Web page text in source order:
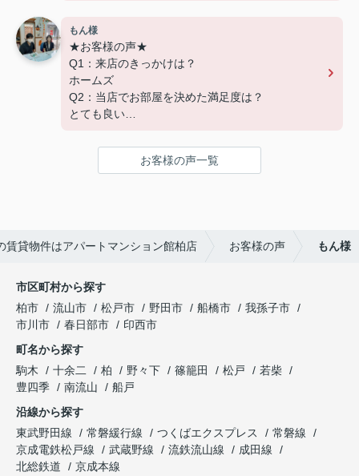
引越し業者のご紹介やインターネット回線のご相
談、その他入居中のお困りごとなどございました
ら、どうぞお気軽にご相談ください。
アパートマンション館は365日毎日キャンペーン
開催中！ お問い合わせは 04(7167)1222までどう
ぞ♪
---------------------------
この度は弊社でのご契約ありがとうございまし
た！
アパートマンション館では、お部屋のご紹介だけ
でなく、入居後のアフターフォローもさせて頂いて
引越し業者のご紹介やインターネット回線のご相
談、その他入居中のお困りごとなどございました
もん様
★お客様の声★
Q1：来店のきっかけは？
ホームズ
Q2：当店でお部屋を決めた満足度は？
とても良い
アパートマンション館では、お部屋のご紹介だけ
でなく、入居後のアフターフォローもさせて頂いて
引越し業者のご紹介やインターネット回線のご相
ら、どうぞお気軽にご相談ください。
アパートマンション館は365日毎日キャンペーン
開催中！ お問い合わせは 04(7167)1222までどう
ぞ♪
お客様の声一覧
賃貸物件はアパートマンション館柏店 お客様の声 もん様
市区町村から探す
柏市
流山市 松戸市 野田市 船橋市
我孫子市
市川市
春日部市
印西市
町名から探す
駒木
十余二 柏 野々下 篠籠田 松戸
若柴
豊四季
南流山
船戸
沿線から探す
東武野田線
常磐緩行線 つくばエクスプレス
常磐線
京成電鉄松戸線
武蔵野線 流鉄流山線
成田線
北総鉄道
京成本線